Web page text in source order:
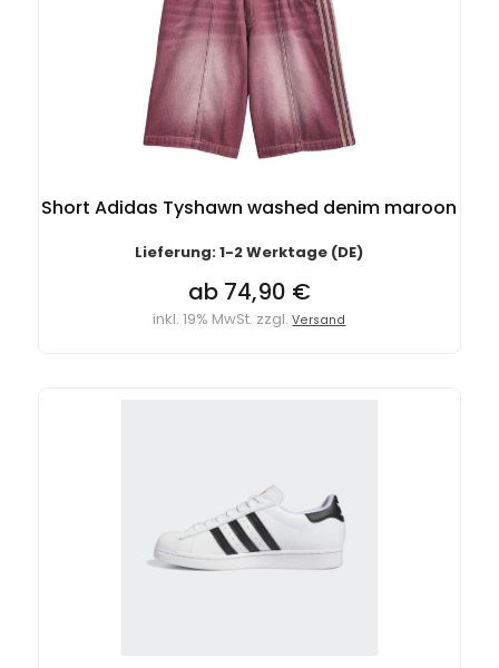
Short Adidas Tyshawn washed denim maroon
Lieferung: 1-2 Werktage (DE)
ab 74,90 €
inkl. 19% MwSt. zzgl.Versand